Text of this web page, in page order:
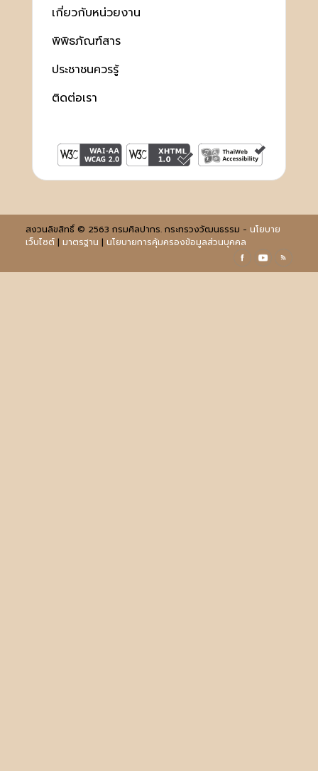
เกี่ยวกับหน่วยงาน
พิพิธภัณฑ์สาร
ประชาชนควรรู้
ติดต่อเรา
สงวนลิขสิทธิ์ © 2563 กรมศิลปากร. กระทรวงวัฒนธรรม - นโยบาย
เว็บไซต์| มาตรฐาน | นโยบายการคุ้มครองข้อมูลส่วนบุคคล